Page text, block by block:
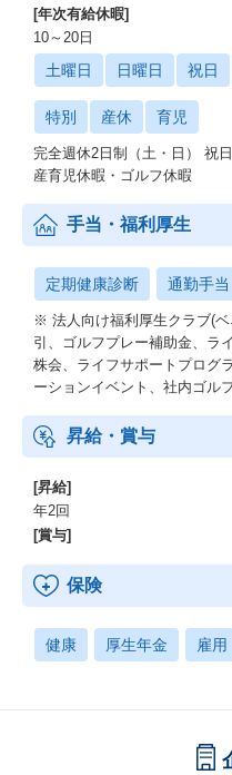
[年次有給休暇]
10～20日
土曜日 日曜日 祝日
特別 産休 育児
完全週休2日制（土・日） 祝
産育児休暇・ゴルフ休暇
手当・福利厚生
定期健康診断 通勤手当
※ 法人向け福利厚生クラブ(
引、ゴルフプレー補助金、ラ
株会、ライフサポートプログ
ーションイベント、社内ゴル
昇給・賞与
[昇給]
年2回
[賞与]
保険
健康 厚生年金 雇用